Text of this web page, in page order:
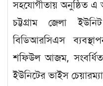
সহযোগীতায় অনুষ্ঠিত এ
চট্টগ্রাম জেলা
বিডিআরসিএস
শফিউল আজম, সংবর্ধিত
ইউনিটের ভাইস